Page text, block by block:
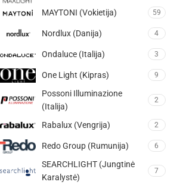
MAYTONI (Vokietija) 59
Nordlux (Danija) 4
Ondaluce (Italija) 3
One Light (Kipras) 9
Possoni Illuminazione
(Italija)
2
Rabalux (Vengrija) 2
Redo Group (Rumunija) 6
SEARCHLIGHT (Jungtinė
Karalystė)
7